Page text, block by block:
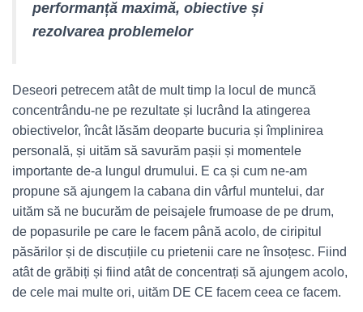
performanță maximă, obiective și
rezolvarea problemelor
Deseori petrecem atât de mult timp la locul de muncă
concentrându-ne pe rezultate și lucrând la atingerea
obiectivelor, încât lăsăm deoparte bucuria și împlinirea
personală, și uităm să savurăm pașii și momentele
importante de-a lungul drumului. E ca și cum ne-am
propune să ajungem la cabana din vârful muntelui, dar
uităm să ne bucurăm de peisajele frumoase de pe drum,
de popasurile pe care le facem până acolo, de ciripitul
păsărilor și de discuțiile cu prietenii care ne însoțesc. Fiind
atât de grăbiți și fiind atât de concentrați să ajungem acolo,
de cele mai multe ori, uităm DE CE facem ceea ce facem.